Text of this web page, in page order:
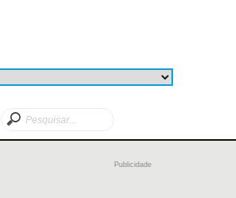
Publicidade